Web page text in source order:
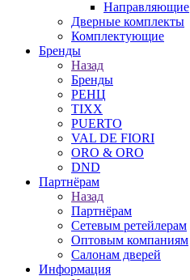
Направляющие
Дверные комплекты
Комплектующие
Бренды
Назад
Бренды
РЕНЦ
TIXX
PUERTO
VAL DE FIORI
ORO & ORO
DND
Партнёрам
Назад
Партнёрам
Сетевым ретейлерам
Оптовым компаниям
Салонам дверей
Информация